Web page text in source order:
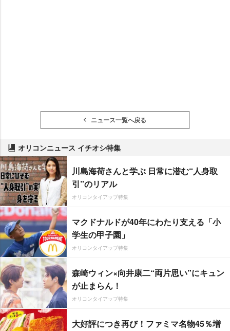
ニュース一覧へ戻る
オリコンニュース イチオシ特集
川島海荷さんと学ぶ 日常に潜む“人身取
引”のリアル
オリコンタイアップ特集
マクドナルドが40年にわたり支える「小
学生の甲子園」
オリコンタイアップ特集
森崎ウィン×向井康二“両片思い”にキュン
が止まらん！
オリコンタイアップ特集
大好評につき再び！ファミマ名物45％増